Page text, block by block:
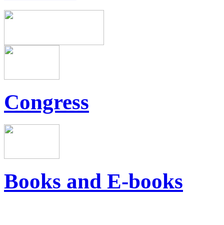
Congress
Books and E-books